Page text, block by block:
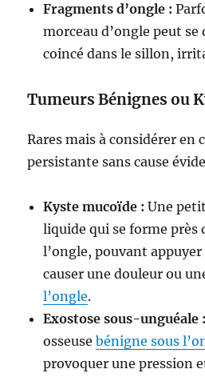
Fragments d’ongle :
morceau d’ongle peut
coincé dans le sillon,
Tumeurs Bénignes ou
Rares mais à considérer en
persistante sans cause
Kyste mucoïde : Une
liquide qui se forme près
l’ongle, pouvant
causer une douleur ou
l’ongle.
Exostose sous-unguéale :
osseusebénigne sous
provoquer une pression